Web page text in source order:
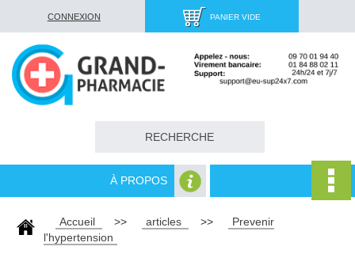
CONNEXION PANIER VIDE
À PROPOS
Accueil >> articles >>
Prevenir
l'hypertension